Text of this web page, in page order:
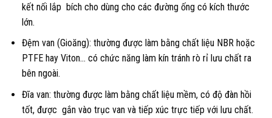
kết nối lắp bích cho dùng cho các đường ống có kích thước
lớn.
Đệm van (Gioăng): thường được làm bằng chất liệu NBR hoặc
PTFE hay Viton… có chức năng làm kín tránh rò rỉ lưu chất ra
bên ngoài.
Đĩa van: thường được làm bằng chất liệu mềm, có độ đàn hồi
tốt, được gắn vào trục van và tiếp xúc trực tiếp với lưu chất.